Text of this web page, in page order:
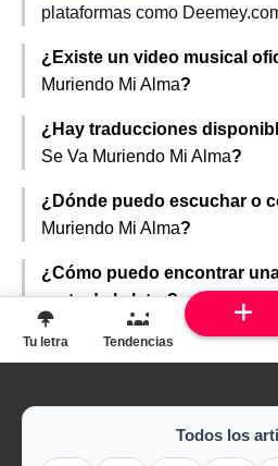
plataformas como
¿Existe un video musical
Muriendo Mi Alma?
¿Hay traducciones
Se Va Muriendo Mi Alma?
¿Dónde puedo escuchar o
Muriendo Mi Alma?
¿Cómo puedo encontrar
parte de la letra?
Todos los
Tu letra Tendencias